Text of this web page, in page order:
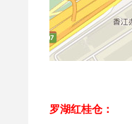
罗湖红桂仓：